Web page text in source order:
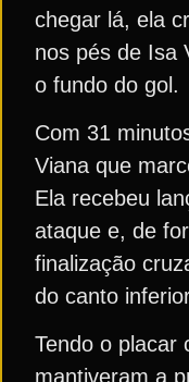
chegar lá, ela
nos pés de Isa
o fundo do gol.
Com 31
Viana que
Ela recebeu
ataque e, de
finalização
do canto
Tendo o placar
mantiveram a